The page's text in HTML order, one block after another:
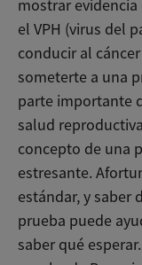
mostrar
el VPH (virus del
conducir al
someterte a una
parte importante
salud
concepto de una
estresante.
estándar, y saber
prueba puede
saber qué